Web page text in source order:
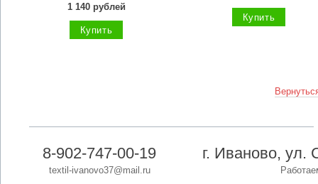
1 140 рублей
Купить
Купить
8-902-747-00-19
textil-ivanovo37@mail.ru
г. Иваново, ул.